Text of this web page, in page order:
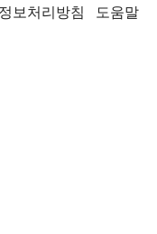
보처리방침 도움말